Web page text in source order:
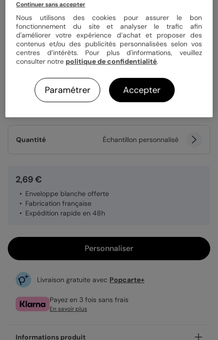
Magnet Multi Photo Original Kraft
5(1avis)
Couleur
Format Magnet 10x15 cm
Quantité Échantillon personnalisé
2,69 €
Enveloppe blanche offerte
Fabrication française
Expédition rapide en 48h
Personnaliser
Livraison gratuite avec Popcarte+
Payez en 3 fois sans frais
En savoir plus
Informations produit
Continuer sans accepter
Nous utilisons des cookies pour assurer le bon
fonctionnement du site et analyser le trafic afin
d'améliorer votre expérience d’achat et proposer des
contenus et/ou des publicités personnalisées selon vos
centres d’intérêts. Pour plus d'informations, veuillez
consulter notre politique de confidentialité.
Paramétrer Accepter